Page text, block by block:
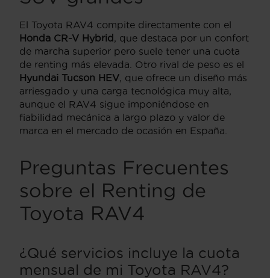
El Toyota RAV4 compite directamente con el
Honda CR-V Hybrid , que destaca por un confort
de marcha superior pero suele tener una cuota
de renting más elevada. Otro rival de peso es el
Hyundai Tucson HEV, que ofrece un diseño más
arriesgado y una carga tecnológica muy alta,
aunque el RAV4 sigue imponiéndose en
fiabilidad mecánica a largo plazo y valor de
marca en el mercado de ocasión en España.
Preguntas Frecuentes
sobre el Renting de
Toyota RAV4
¿Qué servicios incluye la cuota
mensual de mi Toyota RAV4?